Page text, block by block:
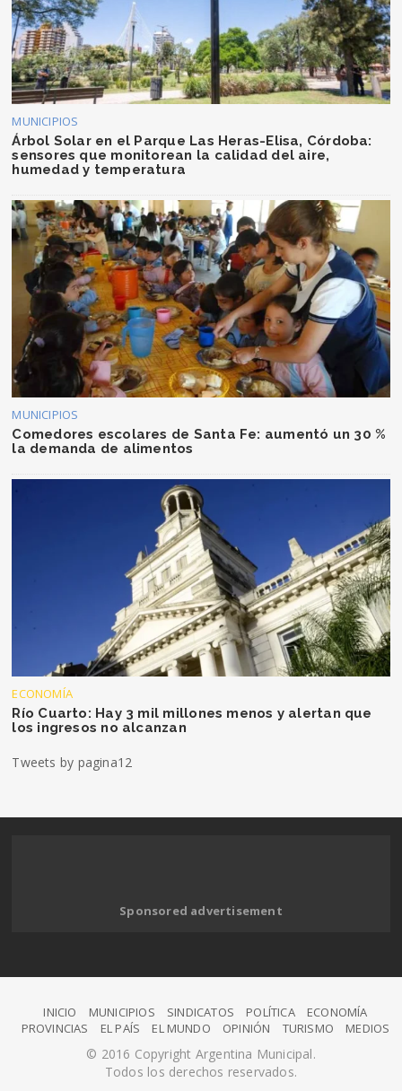
MUNICIPIOS
Árbol Solar en el Parque Las Heras-Elisa, Córdoba:
sensores que monitorean la calidad del aire,
humedad y temperatura
MUNICIPIOS
Comedores escolares de Santa Fe: aumentó un 30 %
la demanda de alimentos
ECONOMÍA
Río Cuarto: Hay 3 mil millones menos y alertan que
los ingresos no alcanzan
Tweets by pagina12
Sponsored advertisement
INICIO MUNICIPIOS SINDICATOS POLÍTICA
ECONOMÍA
PROVINCIAS
EL PAÍS EL MUNDO OPINIÓN TURISMO MEDIOS
© 2016 Copyright Argentina Municipal.
Todos los derechos reservados.